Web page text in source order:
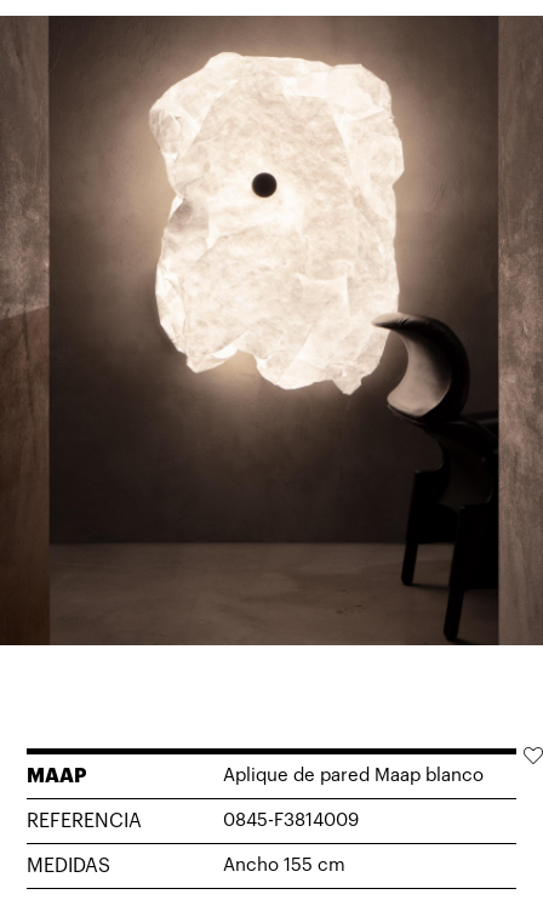
MAAP Aplique de pared Maap blanco
REFERENCIA 0845-F3814009
MEDIDAS Ancho 155 cm